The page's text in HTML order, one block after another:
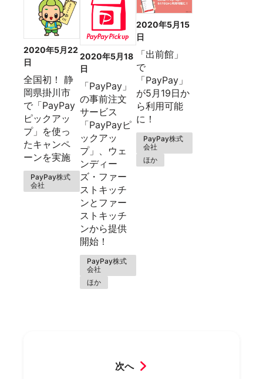
2020年5月22
日
全国初！ 静
岡県掛川市
で「PayPay
ピックアッ
プ」を使っ
たキャンペ
ーンを実施
PayPay株式
会社
2020年5月18
日
「PayPay」
の事前注文
サービス
「PayPayピ
ックアッ
プ」、ウェ
ンディー
ズ・ファー
ストキッチ
ンとファー
ストキッチ
ンから提供
開始！
PayPay株式
会社
ほか
2020年5月15
日
「出前館」
で
「PayPay」
が5月19日か
ら利用可能
に！
PayPay株式
会社
ほか
次へ